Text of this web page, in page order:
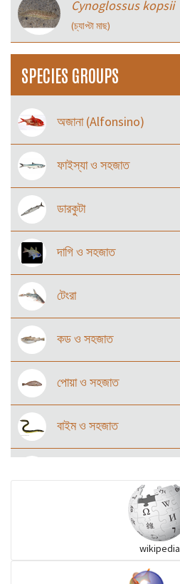
Cynoglossus kopsii
(চ্যাপ্টা মাছ)
SPECIES GROUPS
অজানা (Alfonsino)
ফাইস্যা ও সহজাত
ডারকুটা
দাগি ও সহজাত
টেংরা
কড ও সহজাত
পোয়া ও সহজাত
বাইম ও সহজাত
wikipedia